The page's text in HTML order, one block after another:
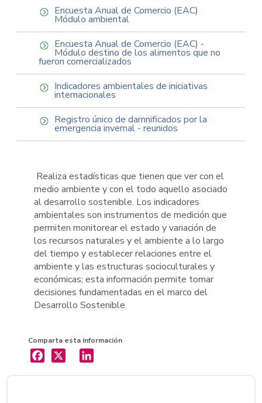
Encuesta Anual de Comercio (EAC)
Módulo ambiental
Encuesta Anual de Comercio (EAC) -
Módulo destino de los alimentos que no
fueron comercializados
Indicadores ambientales de iniciativas
internacionales
Registro único de damnificados por la
emergencia invernal - reunidos
Realiza estadísticas que tienen que ver con el
medio ambiente y con el todo aquello asociado
al desarrollo sostenible. Los indicadores
ambientales son instrumentos de medición que
permiten monitorear el estado y variación de
los recursos naturales y el ambiente a lo largo
del tiempo y establecer relaciones entre el
ambiente y las estructuras socioculturales y
económicas; esta información permite tomar
decisiones fundamentadas en el marco del
Desarrollo Sostenible.
Comparta esta información
X LinkedIn